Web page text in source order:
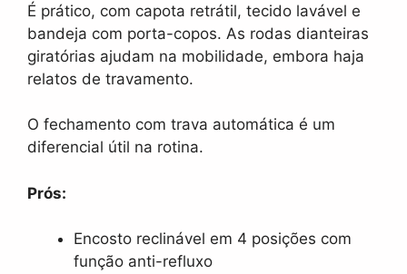
É prático, com capota retrátil, tecido lavável e
bandeja com porta-copos. As rodas dianteiras
giratórias ajudam na mobilidade, embora haja
relatos de travamento.
O fechamento com trava automática é um
diferencial útil na rotina.
Prós:
Encosto reclinável em 4 posições com
função anti-refluxo